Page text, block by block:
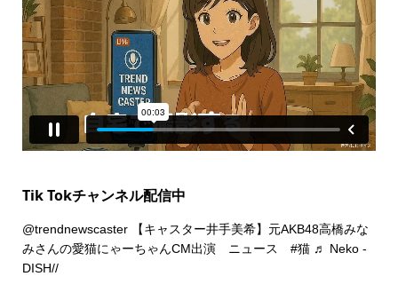
Tik Tokチャンネル配信中
@trendnewscaster【キャスター井手美希】元AKB48高橋みな
みさんの愛猫にゃーちゃんCM出演 ニュース #猫 ♬ Neko -
DISH//